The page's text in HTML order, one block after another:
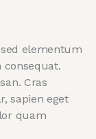
elementum
consequat.
Cras
sapien eget
quam